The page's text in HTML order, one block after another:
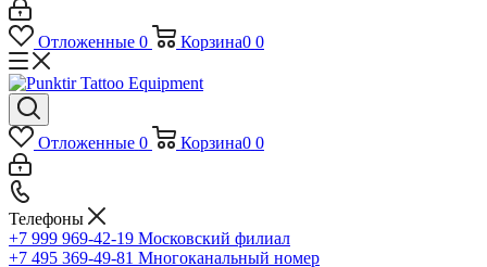
Отложенные 0 Корзина0 0
Отложенные 0 Корзина0 0
Телефоны
+7 999 969-42-19 Московский филиал
+7 495 369-49-81 Многоканальный номер